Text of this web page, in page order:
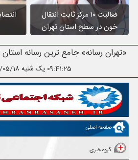
فعالیت ۱۰ مرکز ثابت انتقال
خون در سطح استان تهران
«تهران رسانه» جامع ترین رسانه استان
09:41:26 یک شنبه 1405/05/18
صفحه اصلی
گروه خبری